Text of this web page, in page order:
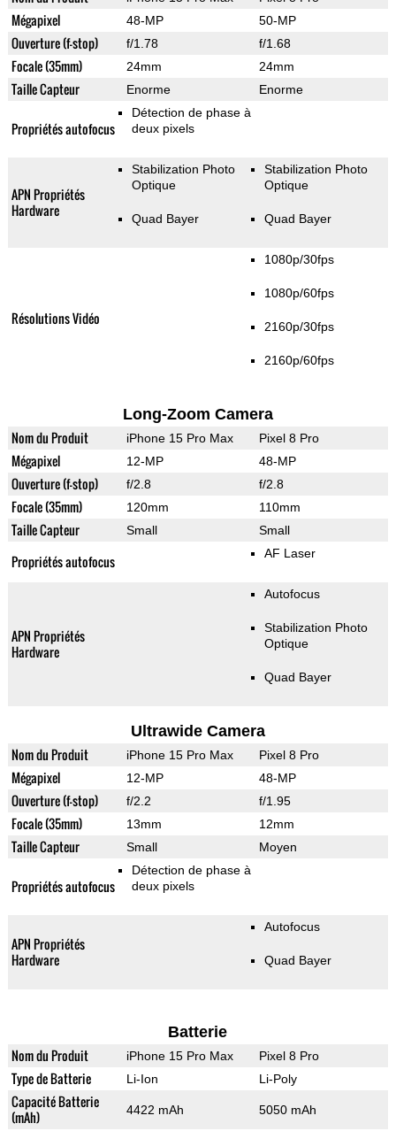
Mégapixel 48-MP 50-MP
Ouverture (f-stop) f/1.78 f/1.68
Focale (35mm) 24mm 24mm
Taille Capteur Enorme Enorme
Propriétés autofocus
Détection de phase à
deux pixels
APN Propriétés
Hardware
Stabilization Photo
Optique
Quad Bayer
Stabilization Photo
Optique
Quad Bayer
Résolutions Vidéo
1080p/30fps
1080p/60fps
2160p/30fps
2160p/60fps
Long-Zoom Camera
Nom du Produit iPhone 15 Pro Max Pixel 8 Pro
Mégapixel 12-MP 48-MP
Ouverture (f-stop) f/2.8 f/2.8
Focale (35mm) 120mm 110mm
Taille Capteur Small Small
Propriétés autofocus AF Laser
APN Propriétés
Hardware
Autofocus
Stabilization Photo
Optique
Quad Bayer
Ultrawide Camera
Nom du Produit iPhone 15 Pro Max Pixel 8 Pro
Mégapixel 12-MP 48-MP
Ouverture (f-stop) f/2.2 f/1.95
Focale (35mm) 13mm 12mm
Taille Capteur Small Moyen
Propriétés autofocus
Détection de phase à
deux pixels
APN Propriétés
Hardware
Autofocus
Quad Bayer
Batterie
Nom du Produit iPhone 15 Pro Max Pixel 8 Pro
Type de Batterie Li-Ion Li-Poly
Capacité Batterie
(mAh)
4422 mAh 5050 mAh